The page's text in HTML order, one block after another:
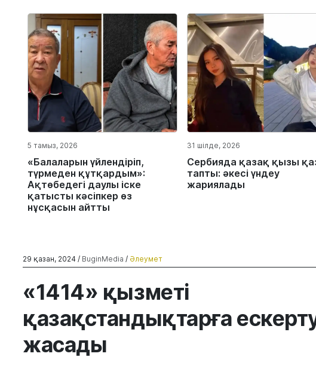
5 тамыз, 2026
«Балаларын үйлендіріп,
түрмеден құтқардым»:
Ақтөбедегі даулы іске
қатысты кәсіпкер өз
нұсқасын айтты
31 шілде, 2026
Сербияда қазақ қызы
тапты: әкесі үндеу
жариялады
29 қазан, 2024 / BuginMedia / Әлеумет
«1414» қызметі
қазақстандықтарға
жасады